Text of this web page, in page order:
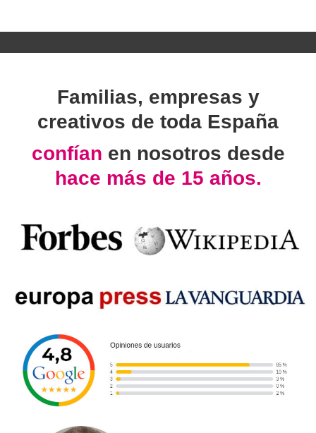
Familias, empresas y
creativos de toda España
confían en nosotros desde
hace más de 15 años.